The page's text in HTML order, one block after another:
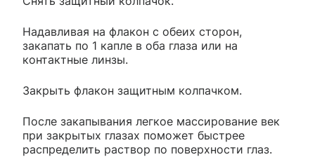
Надавливая на флакон с обеих сторон,
закапать по 1 капле в оба глаза или на
контактные линзы.
Закрыть флакон защитным колпачком.
После закапывания легкое массирование век
при закрытых глазах поможет быстрее
распределить раствор по поверхности глаз.